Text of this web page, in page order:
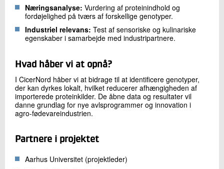
Næringsanalyse: Vurdering af proteinindhold og
fordøjelighed på tværs af forskellige genotyper.
Industriel relevans: Test af sensoriske og kulinariske
egenskaber i samarbejde med industripartnere.
Hvad håber vi at opnå?
I CicerNord håber vi at bidrage til at identificere genotyper,
der kan dyrkes lokalt, hvilket reducerer afhængigheden af
importerede proteinkilder. De åbne data og resultater vil
danne grundlag for nye avlsprogrammer og innovation i
agro-fødevareindustrien.
Partnere i projektet
Aarhus Universitet (projektleder)